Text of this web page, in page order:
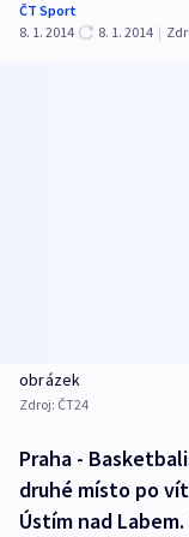
ČT Sport
8. 1. 2014
8. 1. 2014 |
obrázek
Zdroj: ČT24
Praha -
druhé místo po
Ústím nad